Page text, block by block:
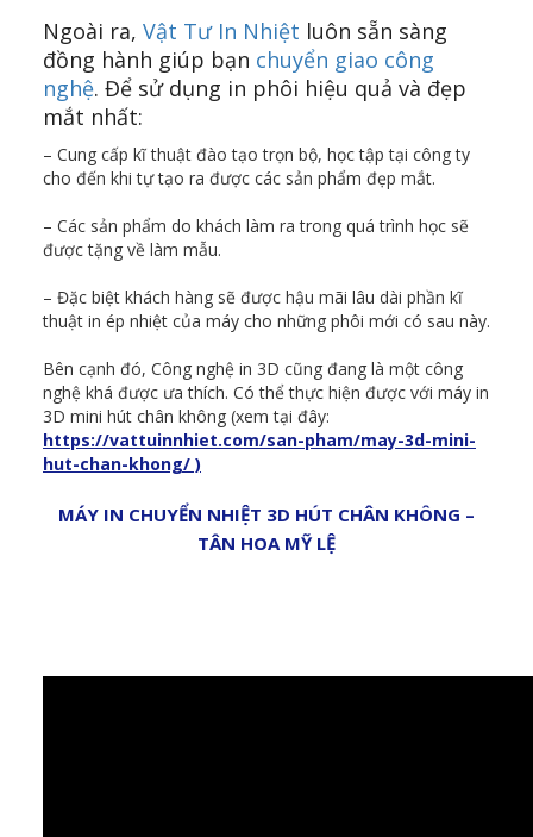
Ngoài ra, Vật Tư In Nhiệt luôn sẵn sàng
đồng hành giúp bạn chuyển giao công
nghệ. Để sử dụng in phôi hiệu quả và đẹp
mắt nhất:
– Cung cấp kĩ thuật đào tạo trọn bộ, học tập tại công ty
cho đến khi tự tạo ra được các sản phẩm đẹp mắt.
– Các sản phẩm do khách làm ra trong quá trình học sẽ
được tặng về làm mẫu.
– Đặc biệt khách hàng sẽ được hậu mãi lâu dài phần kĩ
thuật in ép nhiệt của máy cho những phôi mới có sau này.
Bên cạnh đó, Công nghệ in 3D cũng đang là một công
nghệ khá được ưa thích. Có thể thực hiện được với máy in
3D mini hút chân không (xem tại đây:
https://vattuinnhiet.com/san-pham/may-3d-mini-
hut-chan-khong/ )
MÁY IN CHUYỂN NHIỆT 3D HÚT CHÂN KHÔNG –
TÂN HOA MỸ LỆ